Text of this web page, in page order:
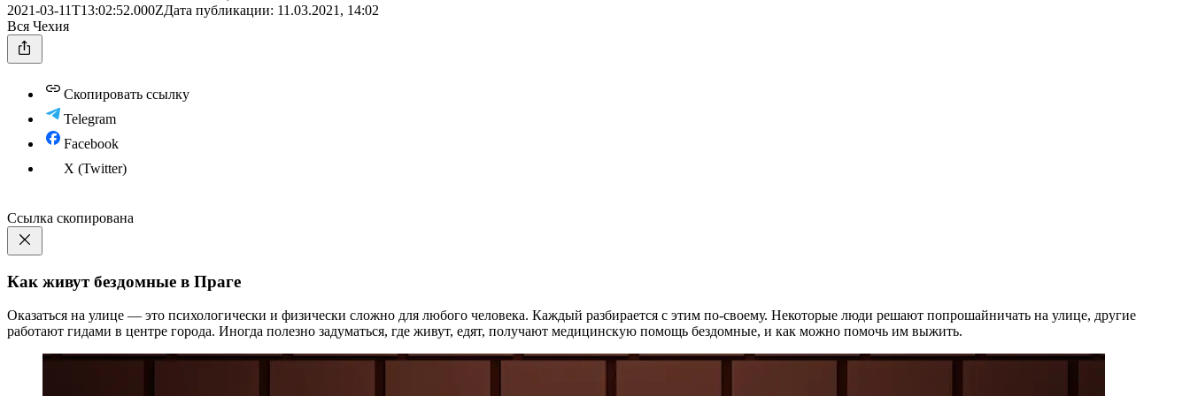
2021-03-11T13:02:52.000ZДата публикации: 11.03.2021, 14:02
Вся Чехия
Скопировать ссылку
Telegram
Facebook
X (Twitter)
Ссылка скопирована
Как живут бездомные в Праге
Оказаться на улице — это психологически и физически сложно для любого человека. Каждый разбирается с этим по-своему. Некоторые люди решают попрошайничать на улице, другие
работают гидами в центре города. Иногда полезно задуматься, где живут, едят, получают медицинскую помощь бездомные, и как можно помочь им выжить.